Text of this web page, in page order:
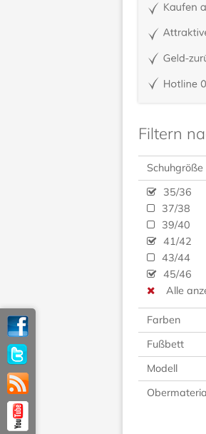
Filtern
Schuhgröße
35/36
37/38
39/40
41/42
43/44
45/46
Alle
Farben
Fußbett
Modell